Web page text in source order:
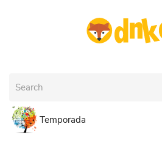
Skip to main content
Temporada